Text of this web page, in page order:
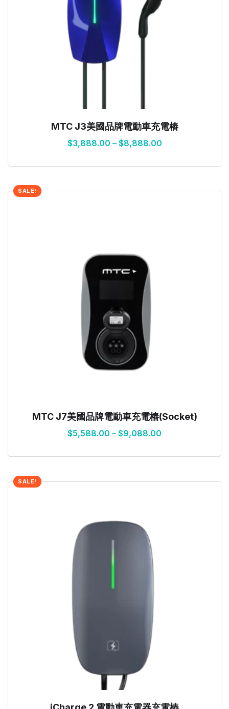
MTC J3美國品牌電動車充電樁
$3,888.00 – $8,888.00
SALE!
MTC J7美國品牌電動車充電樁(Socket)
$5,588.00 – $9,088.00
SALE!